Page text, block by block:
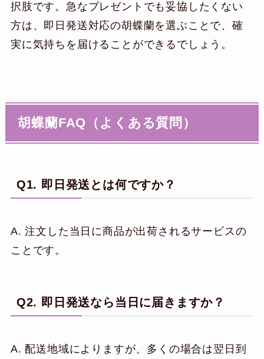
択肢です。急なプレゼントでも妥協したくない
方は、即日発送対応の胡蝶蘭を選ぶことで、確
実に気持ちを届けることができるでしょう。
胡蝶蘭FAQ（よくある質問）
Q1. 即日発送とは何ですか？
A. 注文した当日に商品が出荷されるサービスの
ことです。
Q2. 即日発送なら当日に届きますか？
A. 配送地域によりますが、多くの場合は翌日到